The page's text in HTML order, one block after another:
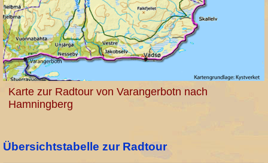
Karte zur Radtour von Varangerbotn nach
Hamningberg
Übersichtstabelle zur Radtour